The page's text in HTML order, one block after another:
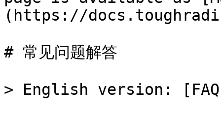
(https://
# 常见问题解答
> English version: